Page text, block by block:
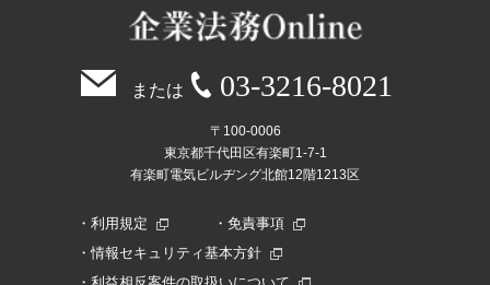
または 03-3216-8021
〒100-0006
東京都千代田区有楽町1-7-1
有楽町電気ビルヂング北館12階1213区
利用規定
免責事項
情報セキュリティ基本方針